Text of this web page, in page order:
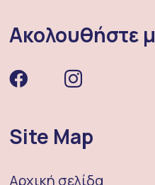
Ακολουθήστε
Site Map
Αρχική σελίδα